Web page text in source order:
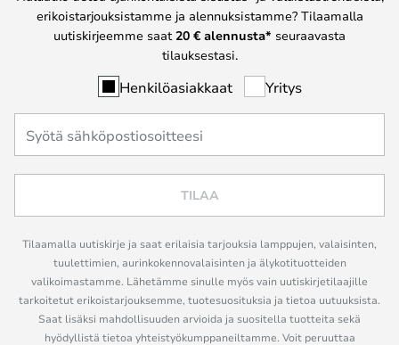
erikoistarjouksistamme ja alennuksistamme? Tilaamalla
uutiskirjeemme saat 20 € alennusta* seuraavasta
tilauksestasi.
Henkilöasiakkaat Yritys
TILAA
Tilaamalla uutiskirje ja saat erilaisia tarjouksia lamppujen, valaisinten,
tuulettimien, aurinkokennovalaisinten ja älykotituotteiden
valikoimastamme. Lähetämme sinulle myös vain uutiskirjetilaajille
tarkoitetut erikoistarjouksemme, tuotesuosituksia ja tietoa uutuuksista.
Saat lisäksi mahdollisuuden arvioida ja suositella tuotteita sekä
hyödyllistä tietoa yhteistyökumppaneiltamme. Voit peruuttaa